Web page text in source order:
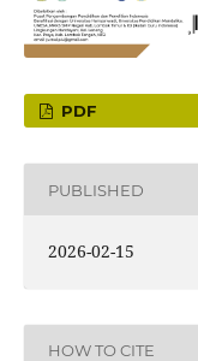
PDF
PUBLISHED
2026-02-15
HOW TO CITE